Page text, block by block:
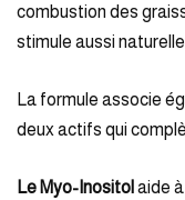
combustion des
stimule aussi
La formule associe
deux actifs qui
Le Myo-Inositol aide